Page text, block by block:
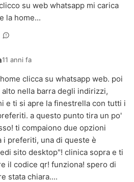
su web whatsapp mi carica
la home...
11 anni fa
clicca su whatsapp web. poi
alto nella barra degli indirizzi,
e ti si apre la finestrella con tutti i
a questo punto tira un po'
ti compaiono due opzioni
i preferiti, una di queste è
sito desktop"! clinica sopra e ti
il codice qr! funziona! spero di
stata chiara....